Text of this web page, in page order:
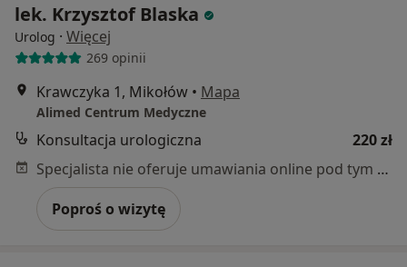
lek. Krzysztof Blaska
Urolog · Więcej
269 opinii
Krawczyka 1, Mikołów • Mapa
Alimed Centrum Medyczne
Konsultacja urologiczna
220 zł
Specjalista nie oferuje umawiania online pod tym adresem.
Poproś o wizytę